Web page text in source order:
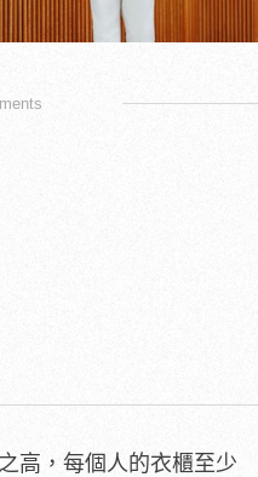
高，每個人的衣櫃至少